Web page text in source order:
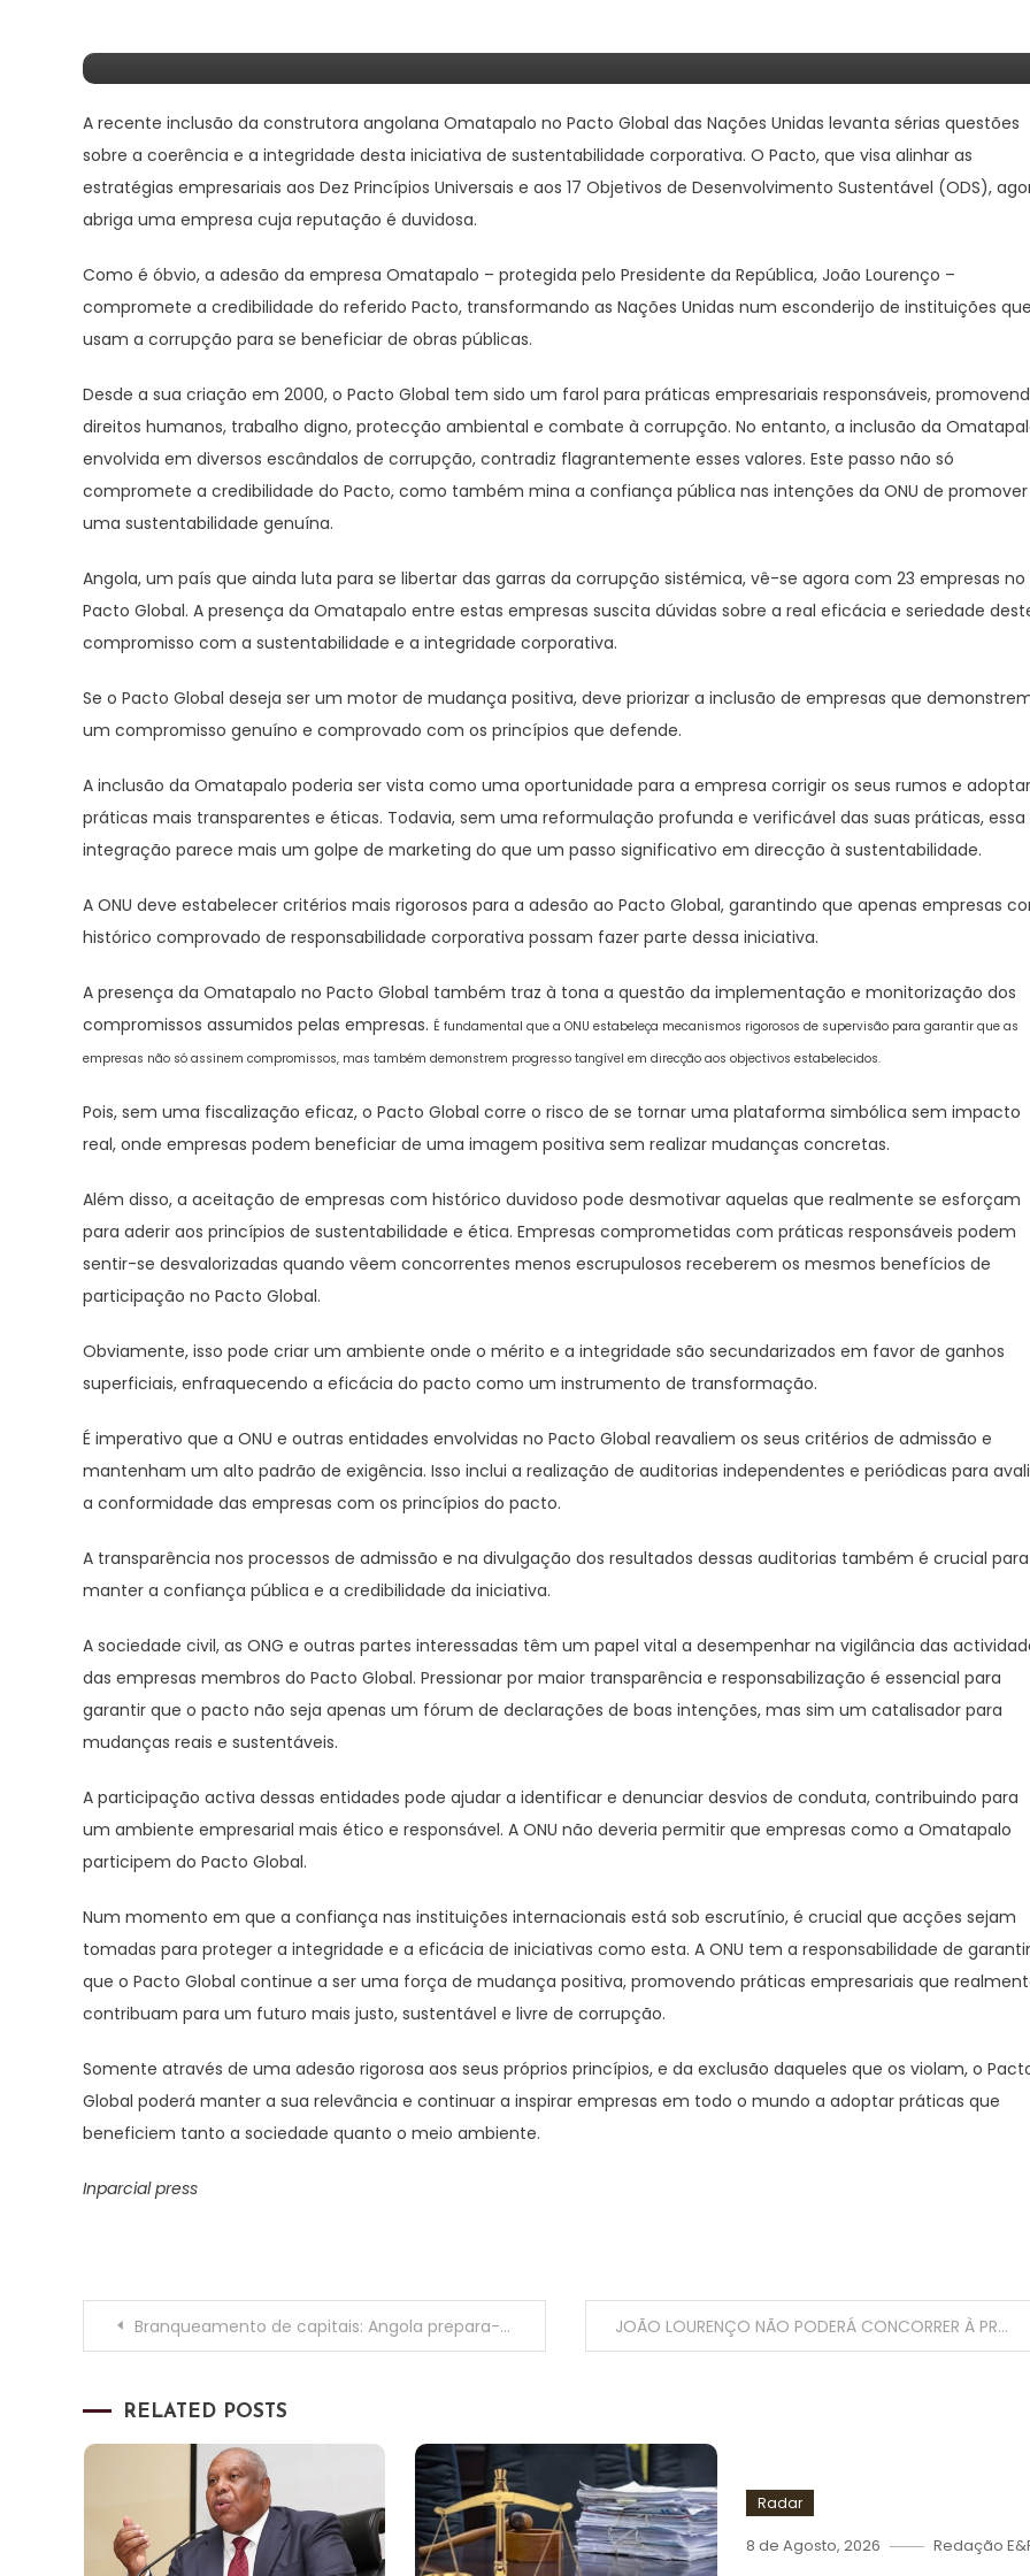
A recente inclusão da construtora angolana Omatapalo no Pacto Global das Nações Unidas levanta sérias questões
sobre a coerência e a integridade desta iniciativa de sustentabilidade corporativa. O Pacto, que visa alinhar as
estratégias empresariais aos Dez Princípios Universais e aos 17 Objetivos de Desenvolvimento Sustentável (ODS),
abriga uma empresa cuja reputação é duvidosa.
Como é óbvio, a adesão da empresa Omatapalo – protegida pelo Presidente da República, João Lourenço –
compromete a credibilidade do referido Pacto, transformando as Nações Unidas num esconderijo de instituições
usam a corrupção para se beneficiar de obras públicas.
Desde a sua criação em 2000, o Pacto Global tem sido um farol para práticas empresariais responsáveis,
direitos humanos, trabalho digno, protecção ambiental e combate à corrupção. No entanto, a inclusão da
envolvida em diversos escândalos de corrupção, contradiz flagrantemente esses valores. Este passo não só
compromete a credibilidade do Pacto, como também mina a confiança pública nas intenções da ONU de promover
uma sustentabilidade genuína.
Angola, um país que ainda luta para se libertar das garras da corrupção sistémica, vê-se agora com 23 empresas no
Pacto Global. A presença da Omatapalo entre estas empresas suscita dúvidas sobre a real eficácia e seriedade
compromisso com a sustentabilidade e a integridade corporativa.
Se o Pacto Global deseja ser um motor de mudança positiva, deve priorizar a inclusão de empresas que
um compromisso genuíno e comprovado com os princípios que defende.
A inclusão da Omatapalo poderia ser vista como uma oportunidade para a empresa corrigir os seus rumos e adoptar
práticas mais transparentes e éticas. Todavia, sem uma reformulação profunda e verificável das suas práticas, essa
integração parece mais um golpe de marketing do que um passo significativo em direcção à sustentabilidade.
A ONU deve estabelecer critérios mais rigorosos para a adesão ao Pacto Global, garantindo que apenas empresas
histórico comprovado de responsabilidade corporativa possam fazer parte dessa iniciativa.
A presença da Omatapalo no Pacto Global também traz à tona a questão da implementação e monitorização dos
compromissos assumidos pelas empresas. É fundamental que a ONU estabeleça mecanismos rigorosos de supervisão para garantir que as
empresas não só assinem compromissos, mas também demonstrem progresso tangível em direcção aos objectivos estabelecidos.
Pois, sem uma fiscalização eficaz, o Pacto Global corre o risco de se tornar uma plataforma simbólica sem impacto
real, onde empresas podem beneficiar de uma imagem positiva sem realizar mudanças concretas.
Além disso, a aceitação de empresas com histórico duvidoso pode desmotivar aquelas que realmente se esforçam
para aderir aos princípios de sustentabilidade e ética. Empresas comprometidas com práticas responsáveis podem
sentir-se desvalorizadas quando vêem concorrentes menos escrupulosos receberem os mesmos benefícios de
participação no Pacto Global.
Obviamente, isso pode criar um ambiente onde o mérito e a integridade são secundarizados em favor de ganhos
superficiais, enfraquecendo a eficácia do pacto como um instrumento de transformação.
É imperativo que a ONU e outras entidades envolvidas no Pacto Global reavaliem os seus critérios de admissão e
mantenham um alto padrão de exigência. Isso inclui a realização de auditorias independentes e periódicas para
a conformidade das empresas com os princípios do pacto.
A transparência nos processos de admissão e na divulgação dos resultados dessas auditorias também é crucial para
manter a confiança pública e a credibilidade da iniciativa.
A sociedade civil, as ONG e outras partes interessadas têm um papel vital a desempenhar na vigilância das
das empresas membros do Pacto Global. Pressionar por maior transparência e responsabilização é essencial para
garantir que o pacto não seja apenas um fórum de declarações de boas intenções, mas sim um catalisador para
mudanças reais e sustentáveis.
A participação activa dessas entidades pode ajudar a identificar e denunciar desvios de conduta, contribuindo para
um ambiente empresarial mais ético e responsável. A ONU não deveria permitir que empresas como a Omatapalo
participem do Pacto Global.
Num momento em que a confiança nas instituições internacionais está sob escrutínio, é crucial que acções sejam
tomadas para proteger a integridade e a eficácia de iniciativas como esta. A ONU tem a responsabilidade de garantir
que o Pacto Global continue a ser uma força de mudança positiva, promovendo práticas empresariais que
contribuam para um futuro mais justo, sustentável e livre de corrupção.
Somente através de uma adesão rigorosa aos seus próprios princípios, e da exclusão daqueles que os violam, o
Global poderá manter a sua relevância e continuar a inspirar empresas em todo o mundo a adoptar práticas que
beneficiem tanto a sociedade quanto o meio ambiente.
Inparcial press
Navegação
artigos
Branqueamento de capitais: Angola prepara-se para possível entrada na lista cinzenta do GAFI JOÃO LOURENÇO NÃO PODERÁ CONCORRER À PRÓPRIA SUCESSÃO NO PRÓXIMO CONGRESSO ELECTIVO PORQUE OS ESTATUTOS DO MPLA NÃO ADMITEM REVISÃO EM CONGRESSOS EXTRAORDINÁRIOS
RELATED POSTS
Radar
8 de Agosto, 2026 Redação